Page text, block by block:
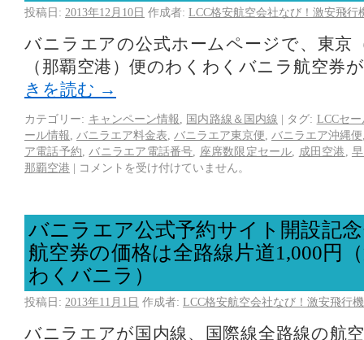
投稿日: 2013年12月10日 作成者: LCC格安航空会社なび！激安飛行
バニラエアの公式ホームページで、東京
（那覇空港）便のわくわくバニラ航空券
きを読む →
カテゴリー: キャンペーン情報 国内路線＆国内線 | タグ: LCCセー
ール情報
バニラエア料金表 バニラエア東京便 バニラエア沖縄便
ア電話予約
バニラエア電話番号 座席数限定セール 成田空港
那覇空港 | コメントを受け付けていません。
バニラエア公式予約サイト開設記
航空券の価格は全路線片道1,000円
わくバニラ）
投稿日: 2013年11月1日 作成者: LCC格安航空会社なび！激安飛行
バニラエアが国内線、国際線全路線の航